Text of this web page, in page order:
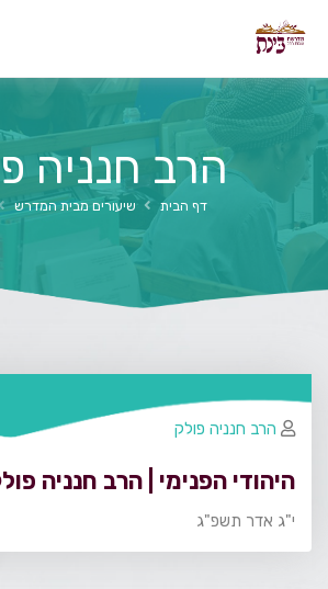
הרב חנניה
דף הבית שיעורים מבית המדרש
היהודי הפנימי | הרב חנניה
י"ג אדר תשפ"ג
הרב חנניה פולק